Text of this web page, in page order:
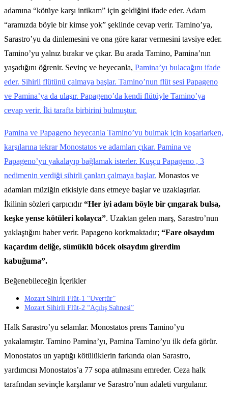
adamına “kötüye karşı intikam” için geldiğini ifade eder. Adam
“aramızda böyle bir kimse yok” şeklinde cevap verir. Tamino’ya,
Sarastro’yu da dinlemesini ve ona göre karar vermesini tavsiye eder.
Tamino’yu yalnız bırakır ve çıkar. Bu arada Tamino, Pamina’nın
yaşadığını öğrenir. Sevinç ve heyecanla, Pamina’yı bulacağını ifade
eder. Sihirli flütünü çalmaya başlar. Tamino’nun flüt sesi Papageno
ve Pamina’ya da ulaşır. Papageno’da kendi flütüyle Tamino’ya
cevap verir. İki tarafta birbirini bulmuştur.
Pamina ve Papageno heyecanla Tamino’yu bulmak için koşarlarken,
karşılarına tekrar Monostatos ve adamları çıkar. Pamina ve
Papageno’yu yakalayıp bağlamak isterler. Kuşçu Papageno , 3
nedimenin verdiği sihirli çanları çalmaya başlar. Monastos ve
adamları müziğin etkisiyle dans etmeye başlar ve uzaklaşırlar.
İkilinin sözleri çarpıcıdır“Her iyi adam böyle bir çıngarak bulsa,
keşke yense kötüleri kolayca”. Uzaktan gelen marş, Sarastro’nun
yaklaştığını haber verir. Papageno korkmaktadır; “Fare olsaydım
kaçardım deliğe, sümüklü böcek olsaydım girerdim
kabuğuma”.
Beğenebileceğin İçerikler
Mozart Sihirli Flüt-1 “Uvertür”
Mozart Sihirli Flüt-2 “Açılış Sahnesi”
Halk Sarastro’yu selamlar. Monostatos prens Tamino’yu
yakalamıştır. Tamino Pamina’yı, Pamina Tamino’yu ilk defa görür.
Monostatos un yaptığı kötülüklerin farkında olan Sarastro,
yardımcısı Monostatos’a 77 sopa atılmasını emreder. Ceza halk
tarafından sevinçle karşılanır ve Sarastro’nun adaleti vurgulanır.